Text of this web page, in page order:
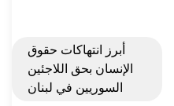
أبرز انتهاكات حقوق
الإنسان بحق اللاجئين
السوريين في لبنان